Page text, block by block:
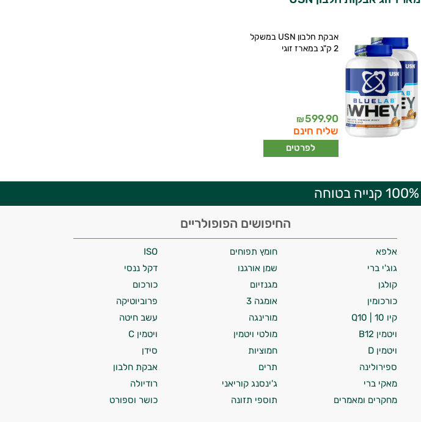
אבקת חלבון USN במשקל
2 ק"ג במארז זוגי
599.90
₪
שליח חינם
לפרטים
החיפושים הפופולריים
אלפא חומץ תפוחים
ISO
גוג'י ברי
שמן אורגנו
דקל ננסי
קולגן
מגנזיום
כורכום
כורכומין
אומגה 3
פרוביוטיקה
קיו 10 | Q10
מורינגה
עשב חיטה
ויטמין B12
מולטי ויטמין
ויטמין C
ויטמין D
חמוציות
סידן
ספירולינה
תרים
אבקת חלבון
מאקי ברי
ג'ינסנג קוריאני
רודיולה
מחקרים ומאמרים
תוספי תזונה כושר וספורט